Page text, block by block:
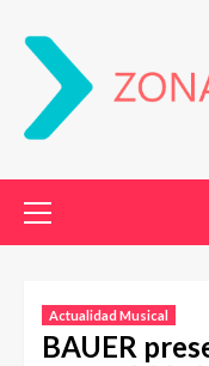
Actualidad Musical
BAUER